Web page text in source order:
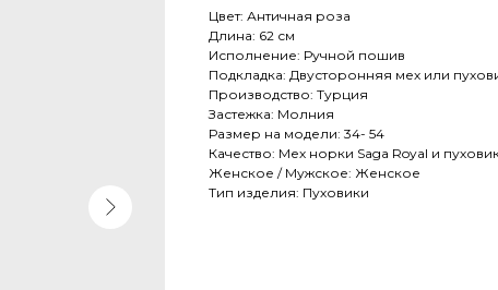
Цвет: Античная роза
Длина: 62 см
Исполнение: Ручной пошив
Подкладка: Двусторонняя мех или
Производство: Турция
Застежка: Молния
Размер на модели: 34- 54
Качество: Мех норки Saga Royal и
Женское / Мужское: Женское
Тип изделия: Пуховики